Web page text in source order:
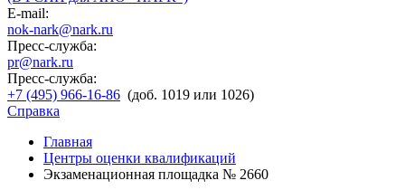
E-mail:
nok-nark@nark.ru
Пресс-служба:
pr@nark.ru
Пресс-служба:
+7 (495) 966-16-86 (доб. 1019 или 1026)
Справка
Главная
Центры оценки квалификаций
Экзаменационная площадка № 2660